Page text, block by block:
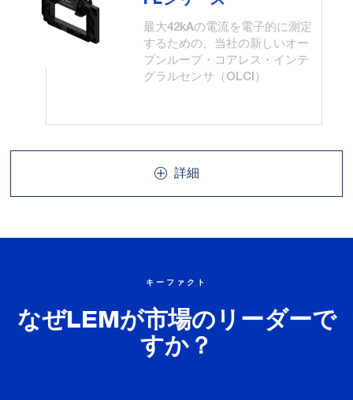
最大42kAの電流を電子的に測定
するための、当社の新しいオー
プンループ・コアレス・インテ
グラルセンサ（OLCI）
詳細
キーファクト
なぜLEMが市場のリーダーで
すか？